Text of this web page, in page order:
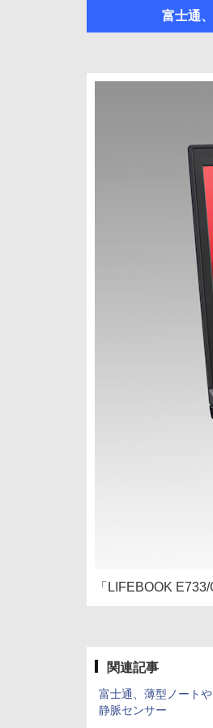
富士通
「LIFEBOOK E733/
関連記事
富士通、薄型ノート
静脈センサー